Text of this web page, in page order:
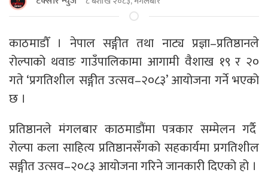
काठमाडाैँ । नेपाल सङ्गीत तथा नाट्य प्रज्ञा–प्रतिष्ठानले
रोल्पाको थवाङ गाउँपालिकामा आगामी वैशाख १९ र २०
गते ‘प्रगतिशील सङ्गीत उत्सव–२०८३’ आयोजना गर्ने भएको
छ ।
प्रतिष्ठानले मंगलबार काठमाडौंमा पत्रकार सम्मेलन गर्दै
रोल्पा कला साहित्य प्रतिष्ठानसँगको सहकार्यमा प्रगतिशील
सङ्गीत उत्सव–२०८३ आयोजना गरिने जानकारी दिएको हो ।